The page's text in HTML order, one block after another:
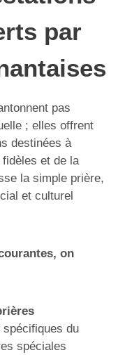
par
pas
; elles offrent
destinées à
et de la
la simple prière,
et culturel
on
du
spéciales